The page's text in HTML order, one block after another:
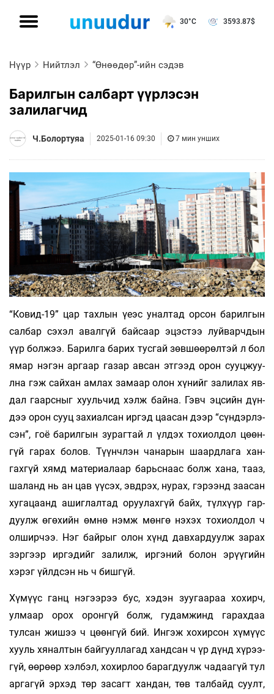
30°C 3593.87$
Нүүр Нийтлэл “Өнөөдөр”-ийн сэдэв
Барилгын салбарт үүрлэсэн
залилагчид
Ч.Болортуяа 2025-01-16 09:30 7 мин унших
“Ковид-19” цар тахлын үеэс у­нал­­­­­­тад орсон ба­рилгын
сал­­­­­­бар сэ­­­хэл авалгүй бай­­­саар эцэс­­тээ луй­­­­варч­­­­дын
үүр бол­­­­жээ. Ба­­­рилга ба­­­рих тусгай зөв­шөө­­рөл­­­тэй л бол
ямар нэ­­­­­гэн ар­­­гаар газар ав­­­­сан этгээд орон сууц­­­­­­­жуу­
лна гэж сай­хан амлах за­­­маар олон хү­нийг за­­лилах яв­
дал гаарс­­­­­ныг хууль­­­­­­­­­­чид хэлж байна. Гэвч эц­сийн дүн­­­­
дээ орон сууц захиалсан ир­гэд цаа­­­­­­­­­сан дээр “сүн­­­дэр­­­лэ­­
сэн”, гоё ба­­­рилгын зу­­раг­тай л үлдэх тохиол­дол цөөн­­
гүй га­­рах бо­­­­­лов. Түүнчлэн ча­­­­­на­рын шаард­лага хан­­­­
гахгүй хямд материалаар барьс­­­­наас болж хана, тааз,
шаланд нь ан цав үү­сэх, эвд­­­­рэх, ну­­рах, гэ­­рээнд заасан
хуга­цаанд ашиг­­лал­тад оруу­­лах­­гүй байх, түл­хүүр гар­­­­
дуулж өгөхийн өмнө нэмж мөнгө нэ­хэх тохиолдол ч
олширчээ. Нэг бай­рыг олон хүнд давхардуулж за­рах
зэр­гээр иргэдийг залилж, ир­­­гэ­­ний болон эрүү­­­гийн
хэрэг үйлд­­­сэн нь ч бишгүй.
Хүмүүс ганц нэгээрээ бус, хэдэн зуу­гаа­­раа хо­­хирч,
улмаар орох оронгүй болж, гу­­­дамжинд гарахдаа
тулсан жишээ ч цөөн­­­­гүй бий. Ингэж хохирсон хүмүүс
хууль хя­­­­­­­нал­­­тын бай­­гууллагад хандсан ч үр дүнд хү­рээ­­­­­
гүй, өө­­­рөөр хэлбэл, хохирлоо барагдуулж ча­­­­даа­­­­­гүй тул
аргагүй эрхэд төр засагт хандан, төв тал­­­байд суулт,